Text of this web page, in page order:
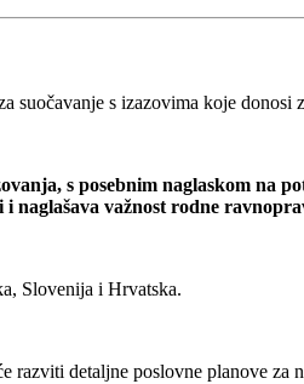
suočavanje s izazovima koje donosi
s posebnim naglaskom na
naglašava važnost rodne
Slovenija i Hrvatska.
detaljne poslovne planove za